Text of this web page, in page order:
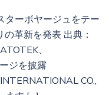
ーボヤージュをテー
革新を発表 出典：
、
ジを披露
CO.,